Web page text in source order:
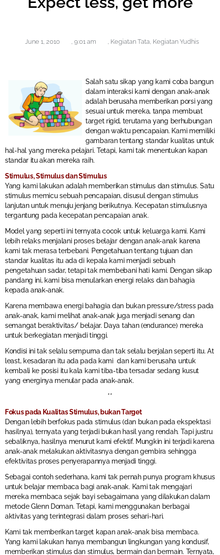
June 1, 2010 , 9:01 am , Kegiatan Tata, Kegiatan Yudhis
Salah satu sikap yang kami coba bangun
dalam interaksi kami dengan anak-anak
adalah berusaha memberikan porsi yang
sesuai untuk mereka, tanpa membuat
target rigid, terutama yang berhubungan
dengan waktu pencapaian. Kami memiliki
gambaran tentang standar kualitas untuk
hal-hal yang mereka pelajari. Tetapi, kami tak menentukan kapan
standar itu akan mereka raih.
Stimulus, Stimulus dan Stimulus
Yang kami lakukan adalah memberikan stimulus dan stimulus. Satu
stimulus memicu sebuah pencapaian, disusul dengan stimulus
lanjutan untuk menuju jenjang berikutnya. Kecepatan stimulusnya
tergantung pada kecepatan pencapaian anak.
Model yang seperti ini ternyata cocok untuk keluarga kami. Kami
lebih relaks menjalani proses belajar dengan anak-anak karena
kami tak merasa terbebani. Pengetahuan tentang tujuan dan
standar kualitas itu ada di kepala kami menjadi sebuah
pengetahuan sadar, tetapi tak membebani hati kami. Dengan sikap
pandang ini, kami bisa menularkan energi relaks dan bahagia
kepada anak-anak.
Karena membawa energi bahagia dan bukan pressure/stress pada
anak-anak, kami melihat anak-anak juga menjadi senang dan
semangat beraktivitas/ belajar. Daya tahan (endurance) mereka
untuk berkegiatan menjadi tinggi.
Kondisi ini tak selalu sempurna dan tak selalu berjalan seperti itu. At
least, kesadaran itu ada pada kami dan kami berusaha untuk
kembali ke posisi itu kala kami tiba-tiba tersadar sedang kusut
yang energinya menular pada anak-anak.
**
Fokus pada Kualitas Stimulus, bukan Target
Dengan lebih berfokus pada stimulus (dan bukan pada ekspektasi
hasilnya), ternyata yang terjadi bukan hasil yang rendah. Tapi justru
sebaliknya, hasilnya menurut kami efektif. Mungkin ini terjadi karena
anak-anak melakukan aktivitasnya dengan gembira sehingga
efektivitas proses penyerapannya menjadi tinggi.
Sebagai contoh sederhana, kami tak pernah punya program khusus
untuk belajar membaca bagi anak-anak. Kami tak mengajari
mereka membaca sejak bayi sebagaimana yang dilakukan dalam
metode Glenn Doman. Tetapi, kami menggunakan berbagai
aktivitas yang terintegrasi dalam proses sehari-hari.
Kami tak memberikan target kapan anak-anak bisa membaca.
Yang kami lakukan hanya membangun lingkungan yang kondusif,
memberikan stimulus dan stimulus, bermain dan bermain. Ternyata,